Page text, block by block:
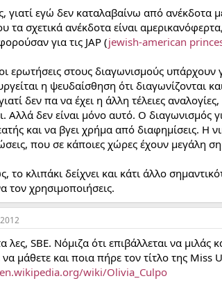
γιατί εγώ δεν καταλαβαίνω από ανέκδοτα
τα σχετικά ανέκδοτα είναι
για τις JAP (jewish-american
ερωτήσεις στους διαγωνισμούς υπάρχουν
η ψευδαίσθηση ότι διαγωνίζονται
δεν πα να έχει η άλλη τέλειες
Αλλά δεν είναι μόνο αυτό. Ο διαγωνισμός
και να βγει χρήμα από διαφημίσεις. Η
που σε κάποιες χώρες έχουν μεγάλη
το κλιπάκι δείχνει και κάτι άλλο
τον χρησιμοποιήσεις.
λες, SBE. Νόμιζα ότι επιβάλλεται να μιλάς
να μάθετε και ποια πήρε τον τίτλο της Miss
wiki/Olivia_Culpo